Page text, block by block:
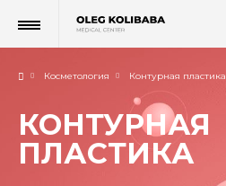
Косметология Контурная пластика
КОНТУРНАЯ
ПЛАСТИКА